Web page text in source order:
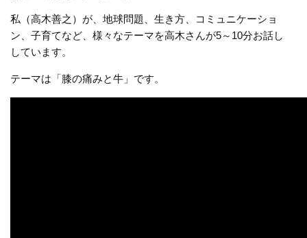
私（高木善之）が、地球問題、生き方、コミュニケーショ
ン、子育てなど、様々なテーマを高木さんが5～10分お話し
しています。
テーマは「膝の痛みと牛」です。